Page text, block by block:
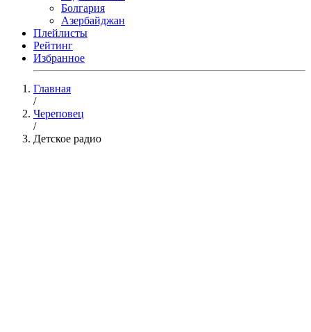
Болгария
Азербайджан
Плейлисты
Рейтинг
Избранное
Главная
/
Череповец
/
Детское радио